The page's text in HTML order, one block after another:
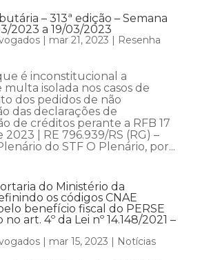
– 313ª edição – Semana
2023 a 19/03/2023
| mar 21, 2023 | Resenha
é inconstitucional a
multa isolada nos casos de
dos pedidos de não
das declarações de
de créditos perante a RFB 17
| RE 796.939/RS (RG) –
do STF O Plenário, por...
do Ministério da
os códigos CNAE
benefício fiscal do PERSE
art. 4º da Lei nº 14.148/2021 –
| mar 15, 2023 | Notícias